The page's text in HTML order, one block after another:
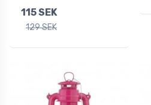
115 SEK
129 SEK